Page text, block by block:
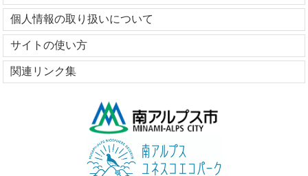
個人情報の取り扱いについて
サイトの使い方
関連リンク集